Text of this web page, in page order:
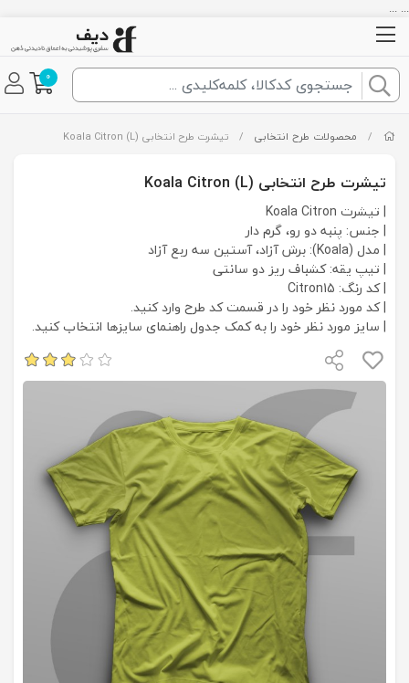
... ...
0
/ محصولات طرح انتخابی / تیشرت طرح انتخابی Koala Citron (L)
تیشرت طرح انتخابی Koala Citron (L)
| تیشرت Koala Citron
| جنس: پنبه دو رو، گرم دار
| مدل (Koala): برش آزاد، آستین سه ربع آزاد
| تیپ یقه: کشباف ریز دو سانتی
| کد رنگ: Citron15
| کد مورد نظر خود را در قسمت کد طرح وارد کنید.
| سایز مورد نظر خود را به کمک جدول راهنمای سایزها انتخاب کنید.